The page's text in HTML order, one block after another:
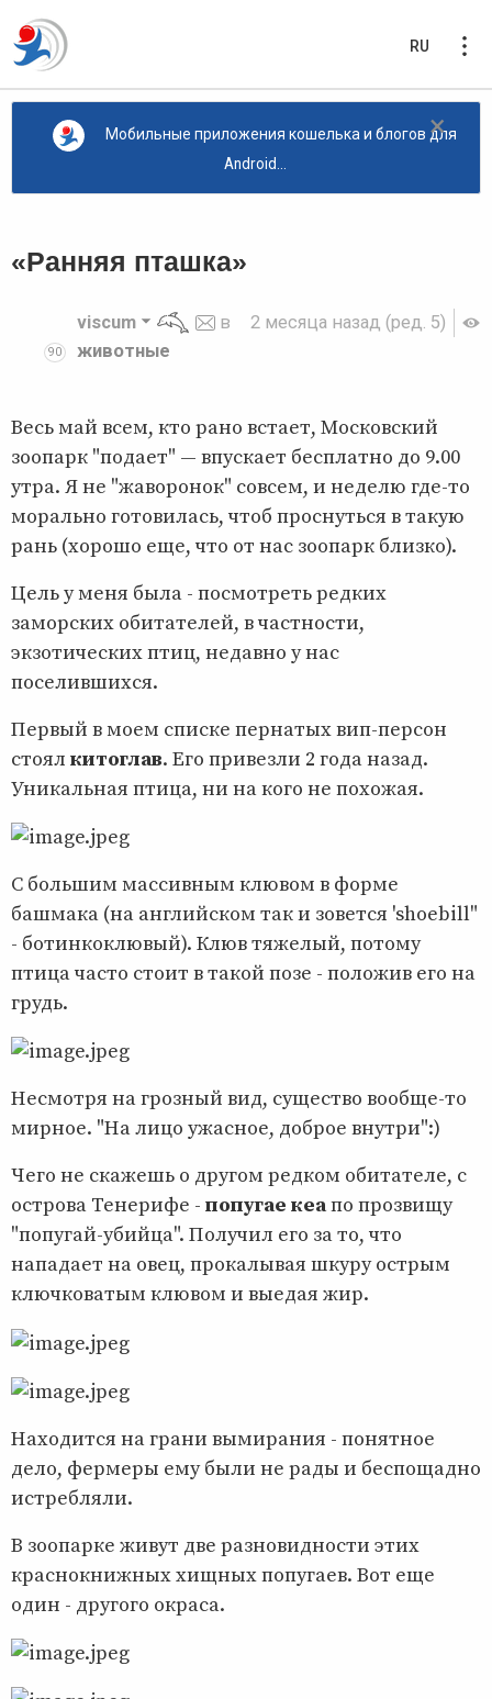
RU
×
Мобильные приложения кошелька и блогов для
Android...
«Ранняя пташка»
2 месяца назад (ред. 5)
90
viscum
в
животные
Весь май всем, кто рано встает, Московский
зоопарк "подает" — впускает бесплатно до 9.00
утра. Я не "жаворонок" совсем, и неделю где-то
морально готовилась, чтоб проснуться в такую
рань (хорошо еще, что от нас зоопарк близко).
Цель у меня была - посмотреть редких
заморских обитателей, в частности,
экзотических птиц, недавно у нас
поселившихся.
Первый в моем списке пернатых вип-персон
стоял китоглав. Его привезли 2 года назад.
Уникальная птица, ни на кого не похожая.
С большим массивным клювом в форме
башмака (на английском так и зовется 'shoebill"
- ботинкоклювый). Клюв тяжелый, потому
птица часто стоит в такой позе - положив его на
грудь.
Несмотря на грозный вид, существо вообще-то
мирное. "На лицо ужасное, доброе внутри":)
Чего не скажешь о другом редком обитателе, с
острова Тенерифе - попугае кеапо прозвищу
"попугай-убийца". Получил его за то, что
нападает на овец, прокалывая шкуру острым
ключковатым клювом и выедая жир.
Находится на грани вымирания - понятное
дело, фермеры ему были не рады и беспощадно
истребляли.
В зоопарке живут две разновидности этих
краснокнижных хищных попугаев. Вот еще
один - другого окраса.